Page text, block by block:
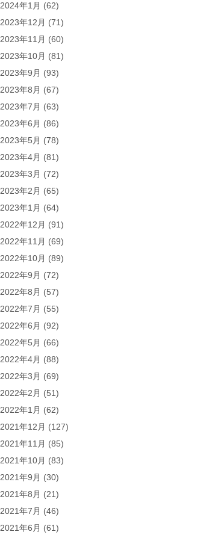
2024年1月 (62)
2023年12月 (71)
2023年11月 (60)
2023年10月 (81)
2023年9月 (93)
2023年8月 (67)
2023年7月 (63)
2023年6月 (86)
2023年5月 (78)
2023年4月 (81)
2023年3月 (72)
2023年2月 (65)
2023年1月 (64)
2022年12月 (91)
2022年11月 (69)
2022年10月 (89)
2022年9月 (72)
2022年8月 (57)
2022年7月 (55)
2022年6月 (92)
2022年5月 (66)
2022年4月 (88)
2022年3月 (69)
2022年2月 (51)
2022年1月 (62)
2021年12月 (127)
2021年11月 (85)
2021年10月 (83)
2021年9月 (30)
2021年8月 (21)
2021年7月 (46)
2021年6月 (61)